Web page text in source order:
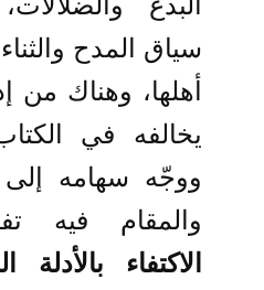
سياق المدح
أهلها، وهناك
يخالفه في
ووجّه سهامه إلى
والمقام فيه
الاكتفاء بالأدلة